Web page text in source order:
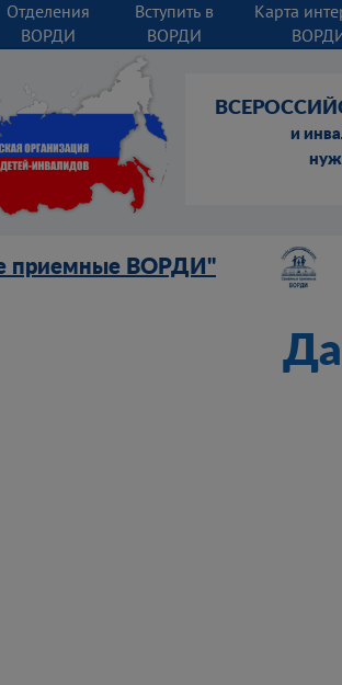
Отделения
ВОРДИ
Вступить в
ВОРДИ
Карта
и
приемные ВОРДИ"